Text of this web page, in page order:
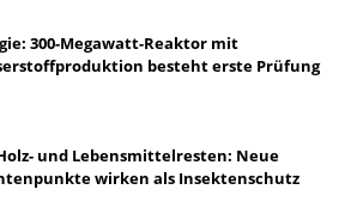
300-Megawatt-Reaktor mit
besteht erste Prüfung
und Lebensmittelresten: Neue
wirken als Insektenschutz